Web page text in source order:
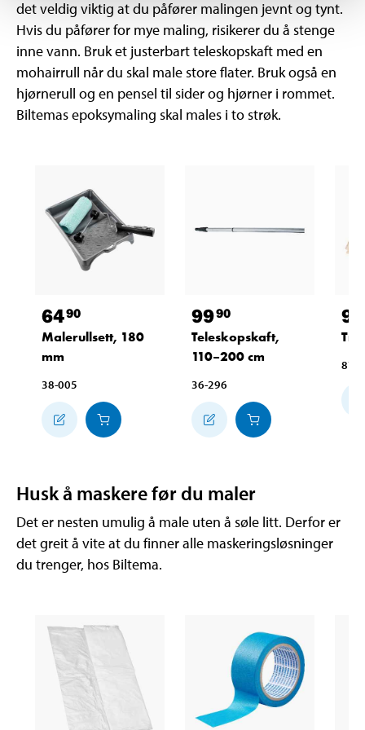
det veldig viktig at du påfører malingen jevnt og tynt.
Hvis du påfører for mye maling, risikerer du å stenge
inne vann. Bruk et justerbart teleskopskaft med en
mohairrull når du skal male store flater. Bruk også en
hjørnerull og en pensel til sider og hjørner i rommet.
Biltemas epoksymaling skal males i to strøk.
6490
Malerullsett, 180
mm
38-005
9990
Teleskopskaft,
110–200 cm
36-296
99
87-
Husk å maskere før du maler
Det er nesten umulig å male uten å søle litt. Derfor er
det greit å vite at du finner alle maskeringsløsninger
du trenger, hos Biltema.